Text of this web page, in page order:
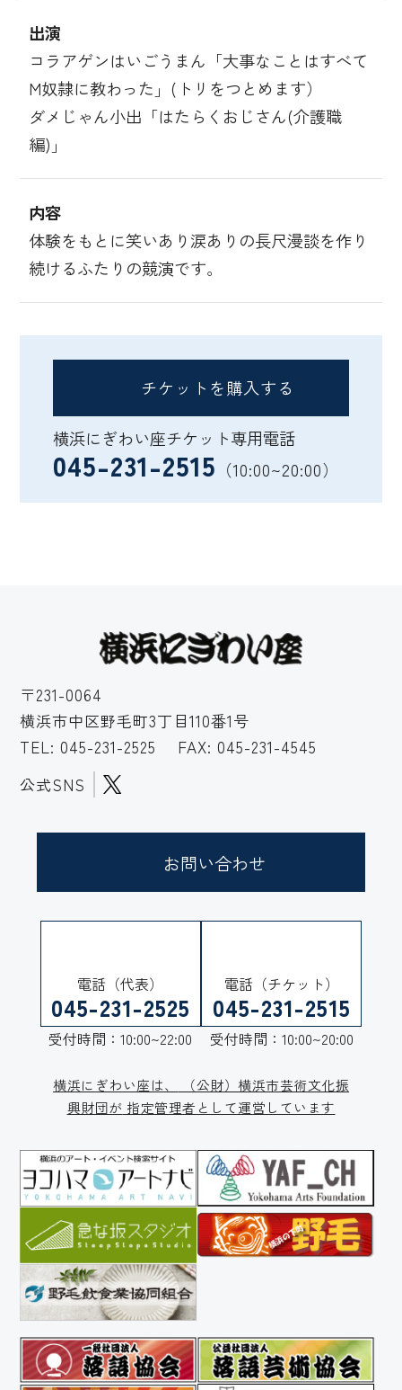
出演
コラアゲンはいごうまん「大事なことはすべて
M奴隷に教わった」(トリをつとめます）
ダメじゃん小出「はたらくおじさん(介護職
編)」
内容
体験をもとに笑いあり涙ありの長尺漫談を作り
続けるふたりの競演です。
チケットを購入する
横浜にぎわい座チケット専用電話
045-231-2515 （10:00~20:00）
〒231-0064
横浜市中区野毛町3丁目110番1号
TEL: 045-231-2525
FAX: 045-231-4545
公式SNS
お問い合わせ
電話（代表）
045-231-2525
受付時間：10:00~22:00
電話（チケット）
045-231-2515
受付時間：10:00~20:00
横浜にぎわい座は、
（公財）横浜市芸術文化振
興財団が 指定管理者として運営しています